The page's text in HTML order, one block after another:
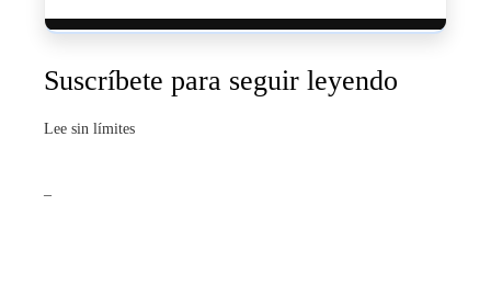
Suscríbete para seguir leyendo
Lee sin límites